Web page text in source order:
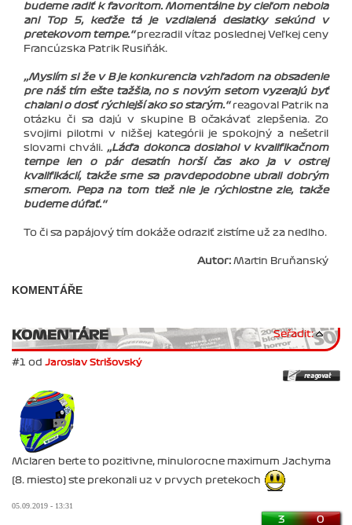
budeme radiť k favoritom. Momentálne by cieľom nebola
ani Top 5, keďže tá je vzdialená desiatky sekúnd v
pretekovom tempe.‘‘prezradil víťaz poslednej Veľkej ceny
Francúzska Patrik Rusiňák.
‚‚Myslím si že v B je konkurencia vzhľadom na obsadenie
pre náš tím ešte ťažšia, no s novým setom vyzerajú byť
chalani o dosť rýchlejší ako so starým.‘‘reagoval Patrik na
otázku či sa dajú v skupine B očakávať zlepšenia. Zo
svojimi pilotmi v nižšej kategórii je spokojný a nešetril
slovami chváli. ‚‚Láďa dokonca dosiahol v kvalifikačnom
tempe len o pár desatín horší čas ako ja v ostrej
kvalifikácií, takže sme sa pravdepodobne ubrali dobrým
smerom. Pepa na tom tiež nie je rýchlostne zle, takže
budeme dúfať.‘‘
To či sa papájový tím dokáže odraziť zistíme už za nedlho.
Autor: Martin Bruňanský
KOMENTÁŘE
KOMENTÁRE Seřadit:
#1 od Jaroslav Strišovský
Mclaren berte to pozitivne, minulorocne maximum Jachyma
(8. miesto) ste prekonali uz v prvych pretekoch
05.09.2019 - 13:31
3 0